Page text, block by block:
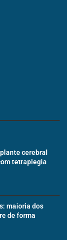
cerebral
tetraplegia
maioria dos
de forma